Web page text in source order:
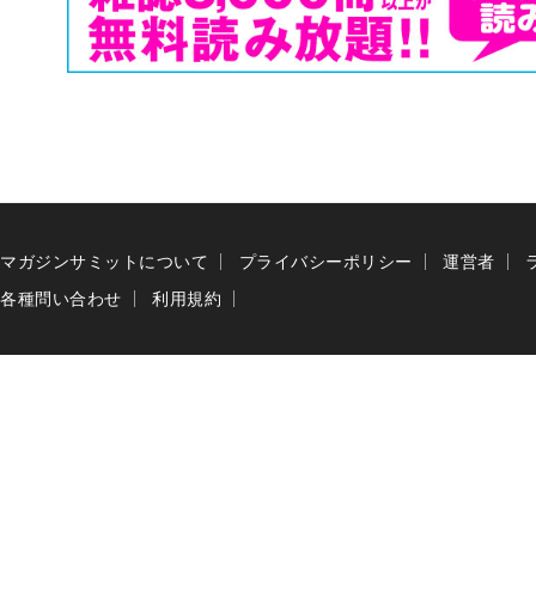
マガジンサミットについて プライバシーポリシー 運営者
各種問い合わせ
利用規約